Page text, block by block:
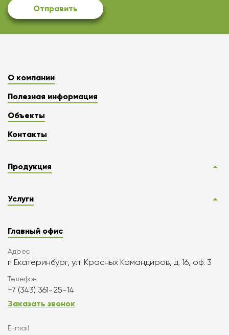
Отправить
О компании
Полезная информация
Объекты
Контакты
Продукция
Услуги
Главный офис
Адрес
г. Екатеринбург, ул. Красных Командиров, д. 16, оф. 3
Телефон
+7 (343) 361-25-14
Заказать звонок
E-mail